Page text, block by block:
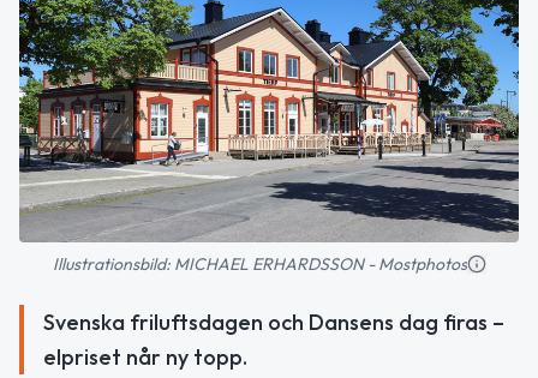
Illustrationsbild: MICHAEL ERHARDSSON - Mostphotos
Svenska friluftsdagen och Dansens dag firas –
elpriset når ny topp.